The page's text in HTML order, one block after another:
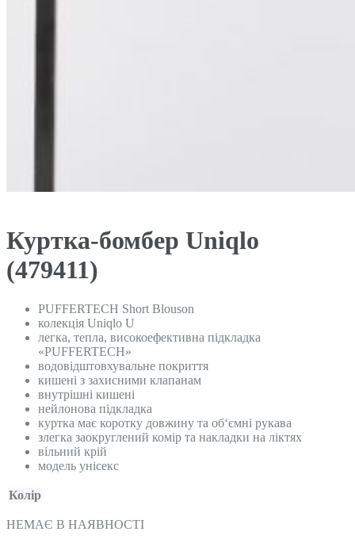
Куртка-бомбер Uniqlo
(479411)
PUFFERTECH Short Blouson
колекція Uniqlo U
легка, тепла, високоефективна підкладка
«PUFFERTECH»
водовідштовхувальне покриття
кишені з захисними клапанам
внутрішні кишені
нейлонова підкладка
куртка має коротку довжину та об‘ємні рукава
злегка заокруглений комір та накладки на ліктях
вільний крій
модель унісекс
Колір
НЕМАЄ В НАЯВНОСТІ